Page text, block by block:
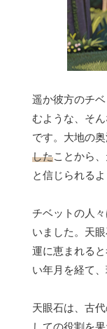
遥か彼方のチ
むような、そ
です。大地の奥
したことから
と信じられる
チベットの人
いました。天
運に恵まれる
い年月を経て
天眼石は、古代